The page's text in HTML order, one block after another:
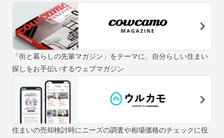
「街と暮らしの先輩マガジン」をテーマに、自分らしい住まい
探しをお手伝いするウェブマガジン
住まいの売却検討時にニーズの調査や相場価格のチェックに役